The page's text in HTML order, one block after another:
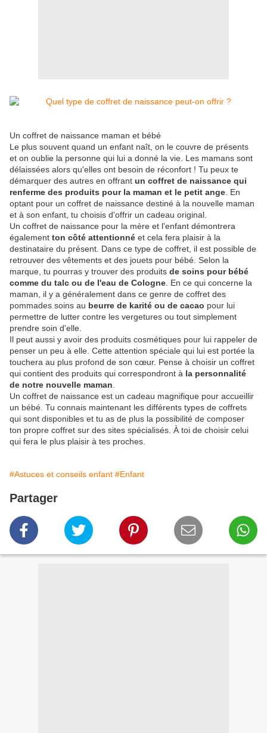
Un coffret de naissance maman et bébé
Le plus souvent quand un enfant naît, on le couvre de présents
et on oublie la personne qui lui a donné la vie. Les mamans sont
délaissées alors qu'elles ont besoin de réconfort ! Tu peux te
démarquer des autres en offrant un coffret de naissance qui
renferme des produits pour la maman et le petit ange . En
optant pour un coffret de naissance destiné à la nouvelle maman
et à son enfant, tu choisis d'offrir un cadeau original.
Un coffret de naissance pour la mère et l'enfant démontrera
également ton côté attentionné et cela fera plaisir à la
destinataire du présent. Dans ce type de coffret, il est possible de
retrouver des vêtements et des jouets pour bébé. Selon la
marque, tu pourras y trouver des produits de soins pour bébé
comme du talc ou de l'eau de Cologne . En ce qui concerne la
maman, il y a généralement dans ce genre de coffret des
pommades soins au beurre de karité ou de cacao pour lui
permettre de lutter contre les vergetures ou tout simplement
prendre soin d'elle.
Il peut aussi y avoir des produits cosmétiques pour lui rappeler de
penser un peu à elle. Cette attention spéciale qui lui est portée la
touchera au plus profond de son cœur. Pense à choisir un coffret
qui contient des produits qui correspondront à la personnalité
de notre nouvelle maman
Un coffret de naissance est un cadeau magnifique pour accueillir
un bébé. Tu connais maintenant les différents types de coffrets
qui sont disponibles et tu as de plus la possibilité de composer
ton propre coffret sur des sites spécialisés. À toi de choisir celui
qui fera le plus plaisir à tes proches.
#Astuces et conseils enfant #Enfant
Partager